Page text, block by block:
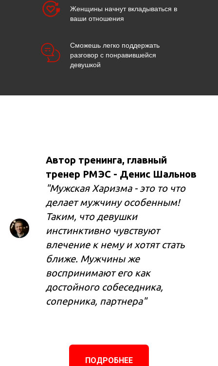
Женщины начнут вкладываться в
ваши отношения
Сможешь легко поддержать
разговор с понравившейся
девушкой
Автор тренинга, главный
тренер РМЭС - Денис Шальнов
"Мужская Харизма - это то что
делает мужчину особенным!
Таким, что девушки
инстинктивно чувствуют
влечение к нему и хотят стать
ближе. Мужчины же
воспринимают его как
достойного собеседника,
соперника, партнера"
ПОДРОБНЕЕ